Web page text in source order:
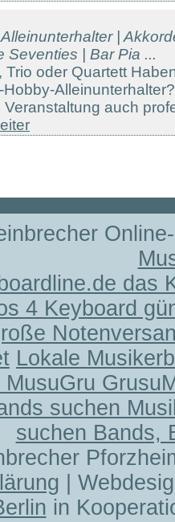
|
Seventies | Bar Pia ...
Trio oder Quartett
Veranstaltung auch
das
4 Keyboard
Lokale
suchen
suchen Bands,
|
in